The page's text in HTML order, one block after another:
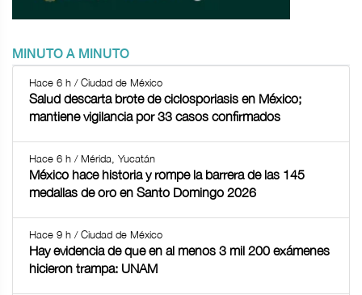
MINUTO A MINUTO
Hace 6 h / Ciudad de México
Salud descarta brote de ciclosporiasis en México;
mantiene vigilancia por 33 casos confirmados
Hace 6 h / Mérida, Yucatán
México hace historia y rompe la barrera de las 145
medallas de oro en Santo Domingo 2026
Hace 9 h / Ciudad de México
Hay evidencia de que en al menos 3 mil 200 exámenes
hicieron trampa: UNAM